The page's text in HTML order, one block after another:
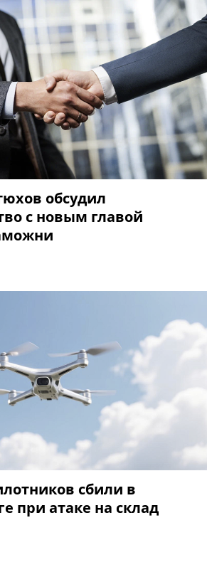
обсудил
с новым главой
сбили в
при атаке на склад